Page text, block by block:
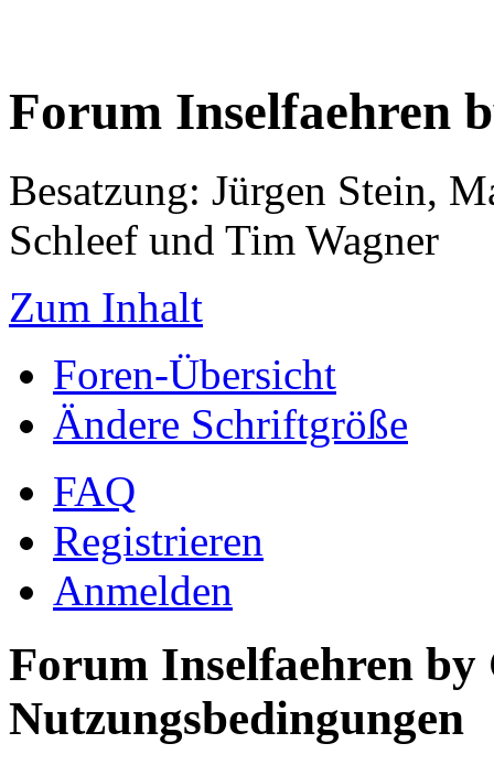
Forum Inselfaehren
Besatzung: Jürgen Stein,
Schleef und Tim Wagner
Zum Inhalt
Foren-Übersicht
Ändere Schriftgröße
FAQ
Registrieren
Anmelden
Forum Inselfaehren by
Nutzungsbedingungen